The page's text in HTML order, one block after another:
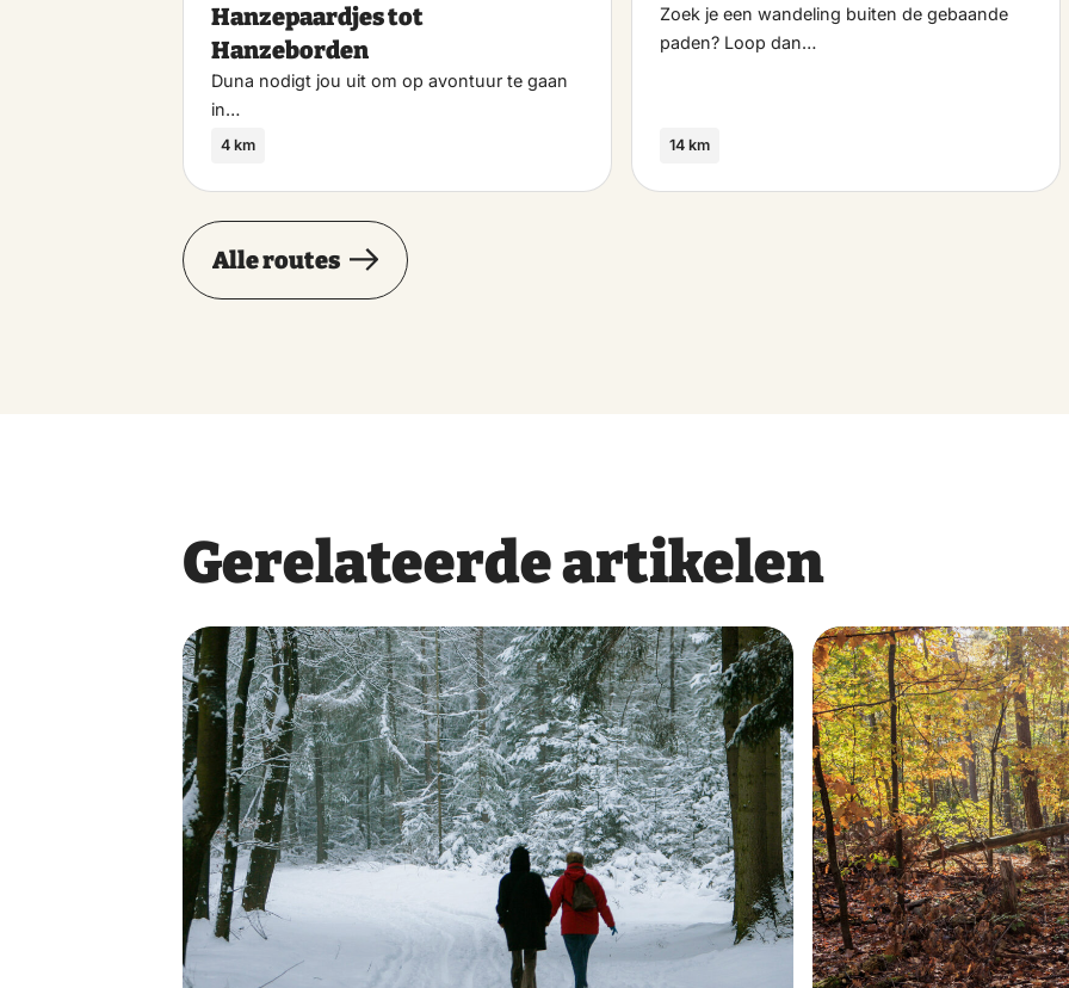
Hanzepaardjes tot
Hanzeborden
Duna nodigt jou uit om op avontuur te gaan
in…
4 km
Zoek je een wandeling buiten de gebaande
paden? Loop dan…
14 km
Alle routes
Gerelateerde artikelen